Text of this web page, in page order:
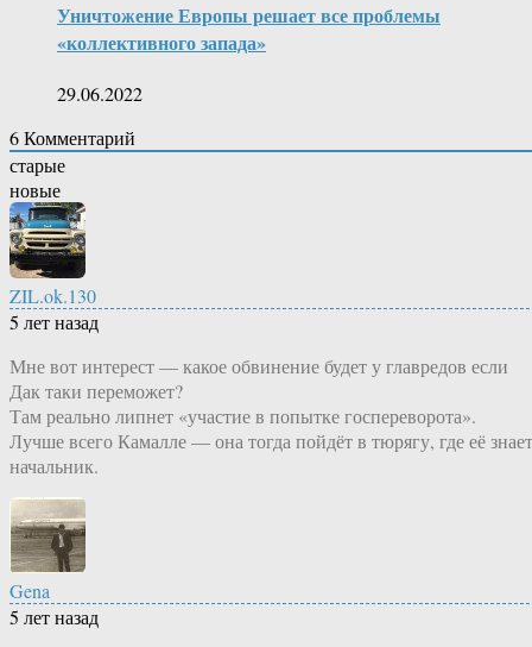
Уничтожение Европы решает все проблемы
«коллективного запада»
29.06.2022
6Комментарий
старые
новые
ZIL.ok.130
5 лет назад
Мне вот интерест — какое обвинение будет у главредов если
Дак таки переможет?
Там реально липнет «участие в попытке госпереворота».
Лучше всего Камалле — она тогда пойдёт в тюрягу, где её знает
начальник.
Gena
5 лет назад